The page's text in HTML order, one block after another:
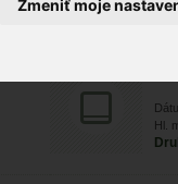
Zmeniť moje
Hl.